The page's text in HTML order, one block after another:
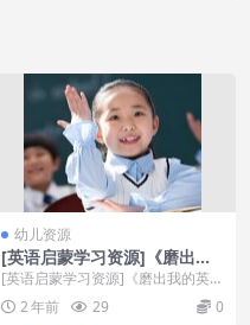
幼儿资源
[英语启蒙学习资源]《磨出我
的英文耳朵》(全套6册)MP3+
[英语启蒙学习资源]《磨出我的英文
耳朵》(全套6册)MP3+PDF文档歌
词 资源...
2 年前 29 0